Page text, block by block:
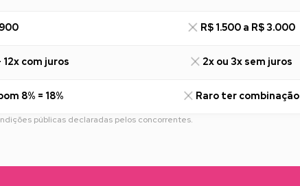
R$ 1.500 a R$ 3.000
12x com juros 2x ou 3x sem juros
8% = 18% Raro ter combinação
públicas declaradas pelos concorrentes.